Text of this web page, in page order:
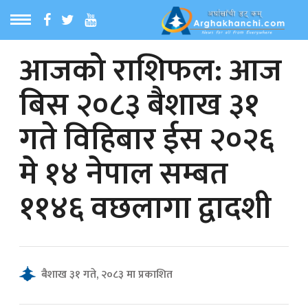
MENU
समाचार
समाचार
समाचार
आजको राशिफल: आज
बिस २०८३ बैशाख ३१
गते विहिबार ईस २०२६
मे १४ नेपाल सम्बत
११४६ वछलागा द्वादशी
बैशाख ३१ गते, २०८३ मा प्रकाशित